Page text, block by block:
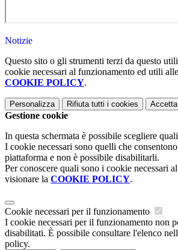
Notizie
Questo sito o gli strumenti terzi da questo
cookie necessari al funzionamento ed utili
COOKIE POLICY.
Personalizza Rifiuta tutti i cookies
Gestione cookie
In questa schermata è possibile scegliere
I cookie necessari sono quelli che
piattaforma e non è possibile disabilitarli.
Per conoscere quali sono i cookie necessari
visionare la COOKIE POLICY.
Cookie necessari per il funzionamento
I cookie necessari per il funzionamento non
disabilitati. È possibile consultare l'elenco
policy.